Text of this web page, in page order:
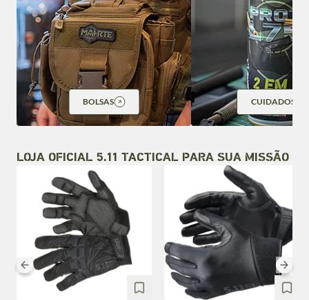
BOLSAS CUIDADOS
LOJA OFICIAL 5.11 TACTICAL PARA SUA MISSÃO